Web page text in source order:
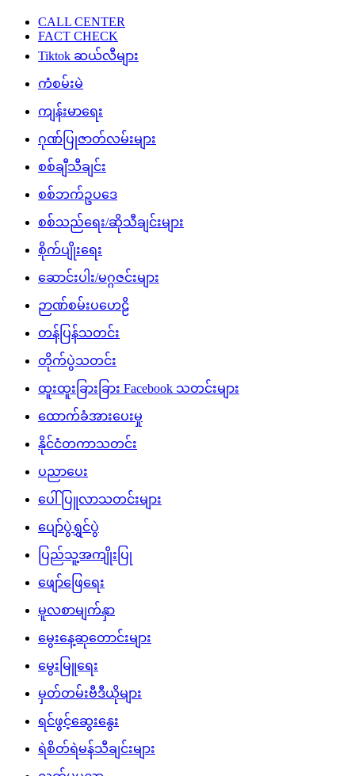
CALL CENTER
FACT CHECK
Tiktok ဆယ်လီများ
ကံစမ်းမဲ
ကျန်းမာရေး
ဂုဏ်ပြုဇာတ်လမ်းများ
စစ်ချီသီချင်း
စစ်ဘက်ဥပဒေ
စစ်သည်ရေး/ဆိုသီချင်းများ
စိုက်ပျိုးရေး
ဆောင်းပါး/မဂ္ဂဇင်းများ
ဉာဏ်စမ်းပဟေဠိ
တန်ပြန်သတင်း
တိုက်ပွဲသတင်း
ထူးထူးခြားခြား Facebook သတင်းများ
ထောက်ခံအားပေးမှု
နိုင်ငံတကာသတင်း
ပညာပေး
ပေါ်ပြူလာသတင်းများ
ပျော်ပွဲရွှင်ပွဲ
ပြည်သူ့အကျိုးပြု
ဖျော်ဖြေရေး
မူလစာမျက်နှာ
မွေးနေ့ဆုတောင်းများ
မွေးမြူရေး
မှတ်တမ်းဗီဒီယိုများ
ရင်ဖွင့်ဆွေးနွေး
ရဲစိတ်ရဲမန်သီချင်းများ